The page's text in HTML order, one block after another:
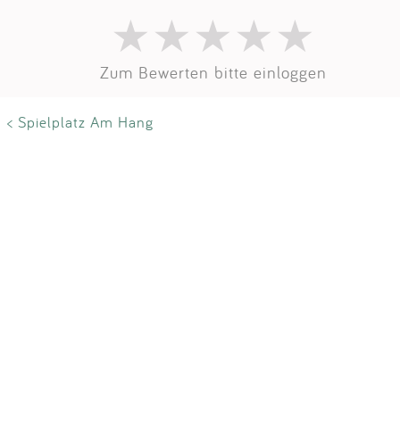
Anmelden
Zum Bewerten bitte einloggen
< Spielplatz Am Hang